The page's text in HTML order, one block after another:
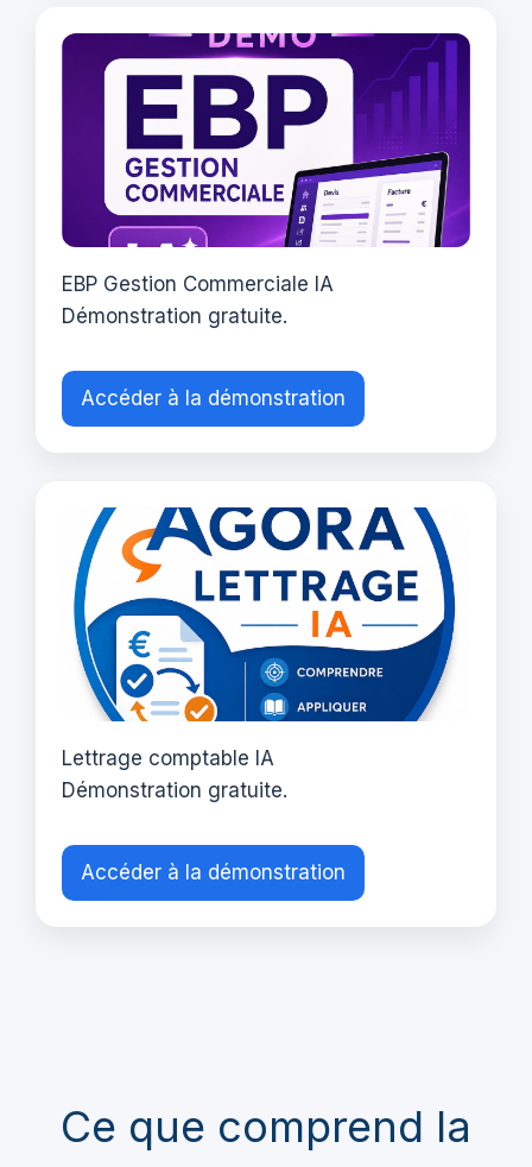
EBP Gestion Commerciale IA
Démonstration gratuite.
Accéder à la démonstration
Lettrage comptable IA
Démonstration gratuite.
Accéder à la démonstration
Ce que comprend la